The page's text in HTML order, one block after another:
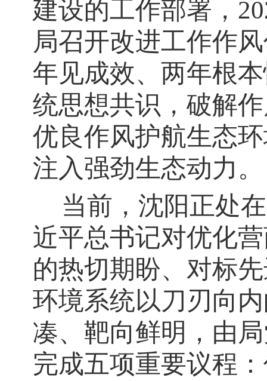
建设的工作部署，
局召开改进工作作
年见成效、两年根
统思想共识，破解
优良作风护航生态
注入强劲生态动力。
当前，沈阳正处
近平总书记对优化
的热切期盼、对标
环境系统以刀刃向
凑、靶向鲜明，由
完成五项重要议程